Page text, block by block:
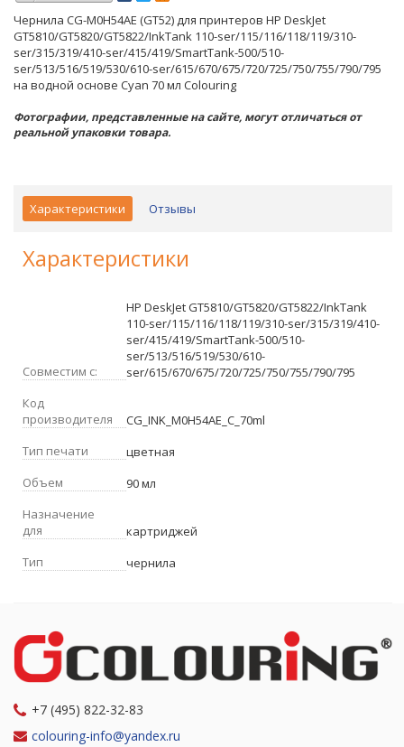
Чернила CG-M0H54AE (GT52) для принтеров HP DeskJet
GT5810/GT5820/GT5822/InkTank 110-ser/115/116/118/119/310-
ser/315/319/410-ser/415/419/SmartTank-500/510-
ser/513/516/519/530/610-ser/615/670/675/720/725/750/755/790/795
на водной основе Cyan 70 мл Colouring
Фотографии, представленные на сайте, могут отличаться от
реальной упаковки товара.
Характеристики Отзывы
Характеристики
Совместим с:
HP DeskJet GT5810/GT5820/GT5822/InkTank
110-ser/115/116/118/119/310-ser/315/319/410-
ser/415/419/SmartTank-500/510-
ser/513/516/519/530/610-
ser/615/670/675/720/725/750/755/790/795
Код
производителя
CG_INK_M0H54AE_C_70ml
Тип печати
цветная
Объем
90 мл
Назначение
для
картриджей
Тип
чернила
+7 (495) 822-32-83
colouring-info@yandex.ru